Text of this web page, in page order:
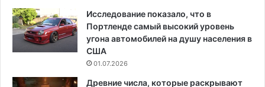
Исследование показало, что в
Портленде самый высокий уровень
угона автомобилей на душу населения в
США
01.07.2026
Древние числа, которые раскрывают